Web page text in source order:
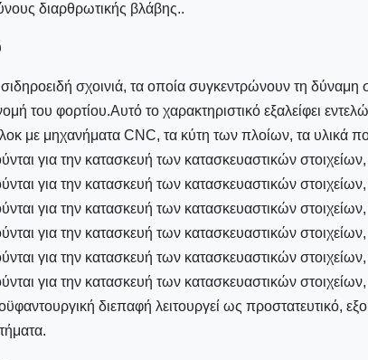
διαρθρωτικής βλάβης..
σχοινιά, τα οποία συγκεντρώνουν τη
του φορτίου.Αυτό το χαρακτηριστικό εξαλείφει
με μηχανήματα CNC, τα κύτη των πλοίων, τα υλικά
για την κατασκευή των κατασκευαστικών
για την κατασκευή των κατασκευαστικών
για την κατασκευή των κατασκευαστικών
για την κατασκευή των κατασκευαστικών
για την κατασκευή των κατασκευαστικών
για την κατασκευή των κατασκευαστικών
διεπαφή λειτουργεί ως προστατευτικό,